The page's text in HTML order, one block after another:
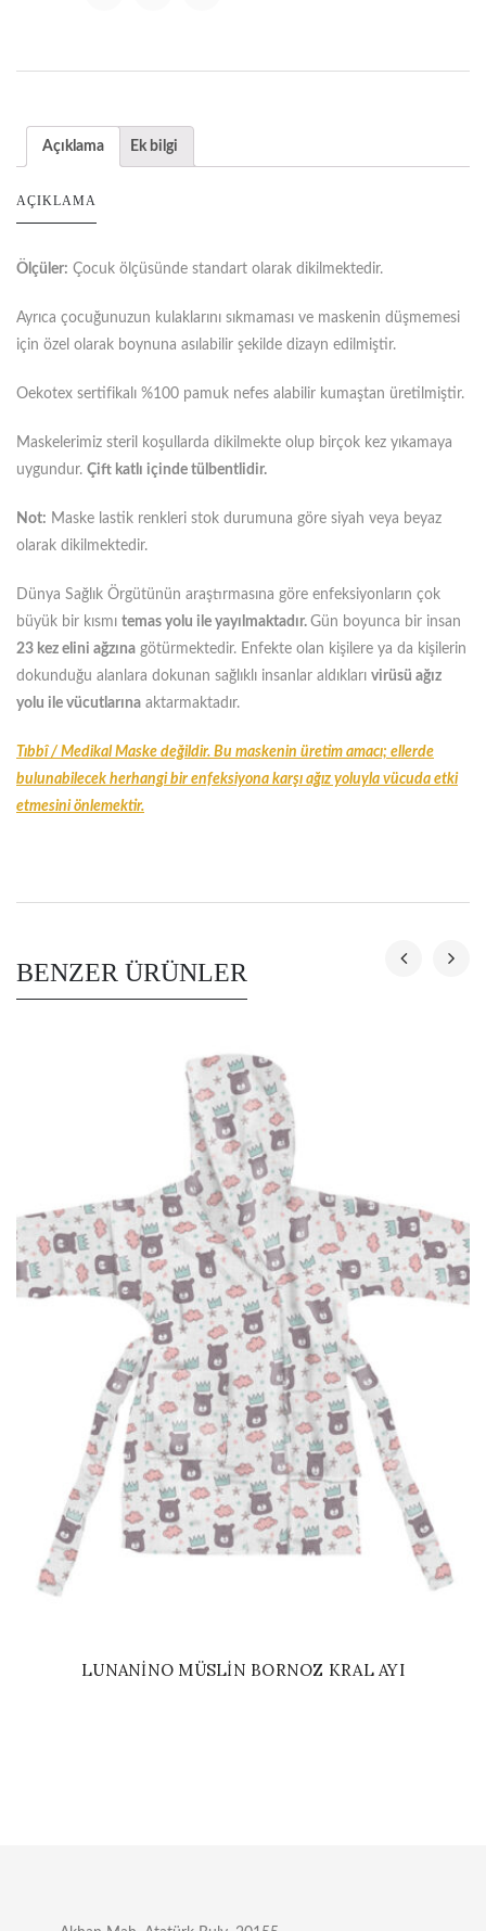
Açıklama Ek bilgi
AÇIKLAMA
Ölçüler: Çocuk ölçüsünde standart olarak dikilmektedir.
Ayrıca çocuğunuzun kulaklarını sıkmaması ve maskenin düşmemesi
için özel olarak boynuna asılabilir şekilde dizayn edilmiştir.
Oekotex sertifikalı %100 pamuk nefes alabilir kumaştan üretilmiştir.
Maskelerimiz steril koşullarda dikilmekte olup birçok kez yıkamaya
uygundur. Çift katlı içinde tülbentlidir.
Not: Maske lastik renkleri stok durumuna göre siyah veya beyaz
olarak dikilmektedir.
Dünya Sağlık Örgütünün araştırmasına göre enfeksiyonların çok
büyük bir kısmı temas yolu ile yayılmaktadır. Gün boyunca bir insan
23 kez elini ağzına götürmektedir. Enfekte olan kişilere ya da kişilerin
dokunduğu alanlara dokunan sağlıklı insanlar aldıkları virüsü ağız
yolu ile vücutlarına aktarmaktadır.
Tıbbî / Medikal Maske değildir. Bu maskenin üretim amacı; ellerde
bulunabilecek herhangi bir enfeksiyona karşı ağız yoluyla vücuda etki
etmesini önlemektir.
BENZER ÜRÜNLER
LUNANINO MÜSLIN BORNOZ KRAL AYI